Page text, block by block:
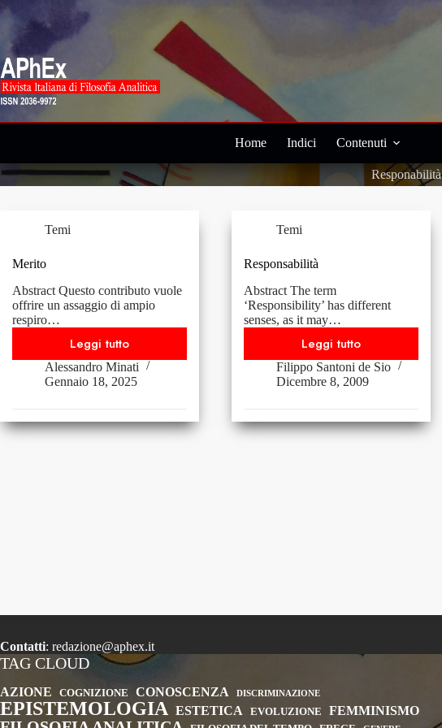
Salta
contenuto
Home Indici Contenuti
Responabilità
Temi
Merito
Abstract Questo contributo vuole
offrire un assaggio di ampio
respiro…
Leggi tutto
Merito
Alessandro Minati
Gennaio 18, 2025
Temi
Responsabilità
Abstract The term
‘Responsibility’ has different
senses, as it may…
Leggi tuttoResponsabilità
Filippo Santoni de Sio
Dicembre 8, 2009
Contatti: redazione@aphex.it
TAG CLOUD
AZIONE COGNIZIONE CONOSCENZA DISCRIMINAZIONE
EPISTEMOLOGIA ESTETICA EVOLUZIONE FEMMINISMO